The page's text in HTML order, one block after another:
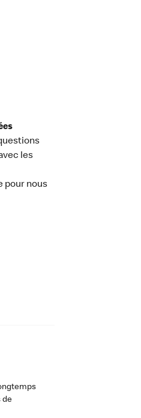
les
pour nous
de